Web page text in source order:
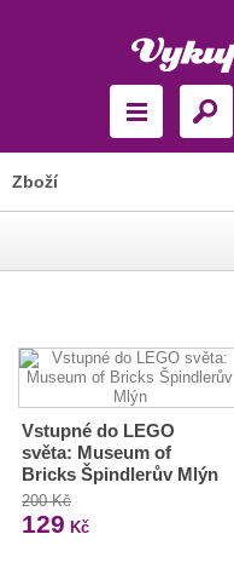
Zboží
Vstupné do LEGO
světa: Museum of
Bricks Špindlerův Mlýn
200 Kč
129 Kč